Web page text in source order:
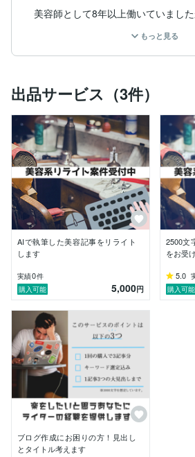
美容師として8年以上働いていまし
きつつ事務や経理をしています。
うにブログを作ったりして集客をし
そんな経験があったのでwebライタ
いるのか、楽しくお仕事をやらせて
ですので美容師の経験を活かしたラ
す。うまく利用してみてはいかがで
体的な執筆例です。
・髪の悩みや薄毛の悩み
・美容室デビューする人のための記
・美容師になるための方法　など
ますので、ご相談お待ちしています
書いている内容は、以下のジャンル
・光回線などの通信系ライティング
・美容師の経験を活かした薄毛や髪
・健康系のちょっとした専門記事
・筋トレなどのダイエットサイト　な
もっと見る
出品サービス（3件）
AIで執筆した美容記事をリライト
します
実績0件
購入可能
5,000円
2500文
をお受
5.0
購入可能
ブログ作成にお困りの方！見出し
とタイトル考えます